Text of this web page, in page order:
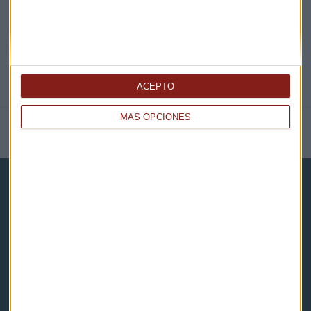
MÁS OPCIONES
ACEPTO
NOTICIAS RELACIONADAS